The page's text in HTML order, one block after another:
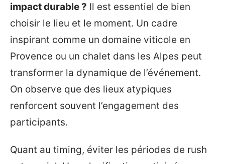
impact durable ? Il est essentiel de bien
choisir le lieu et le moment. Un cadre
inspirant comme un domaine viticole en
Provence ou un chalet dans les Alpes peut
transformer la dynamique de l’événement.
On observe que des lieux atypiques
renforcent souvent l’engagement des
participants.
Quant au timing, éviter les périodes de rush